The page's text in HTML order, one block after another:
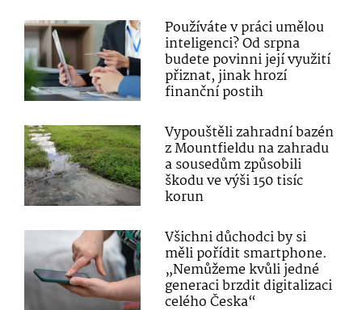
Používáte v práci umělou
inteligenci? Od srpna
budete povinni její využití
přiznat, jinak hrozí
finanční postih
Vypouštěli zahradní bazén
z Mountfieldu na zahradu
a sousedům způsobili
škodu ve výši 150 tisíc
korun
Všichni důchodci by si
měli pořídit smartphone.
„Nemůžeme kvůli jedné
generaci brzdit digitalizaci
celého Česka“